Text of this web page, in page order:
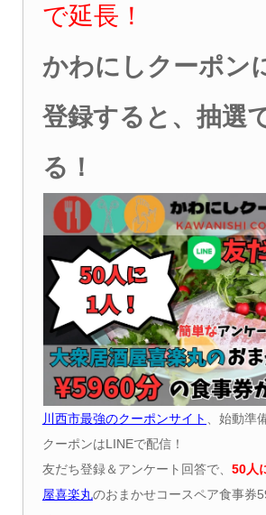
で延長！
かわにしクーポン
登録すると、抽選
る！
川西市最強のクーポンサイト
、始動準
クーポンはLINEで配信！
友だち登録＆アンケート回答で、 50人
屋喜楽丸のおまかせコースペア食事券